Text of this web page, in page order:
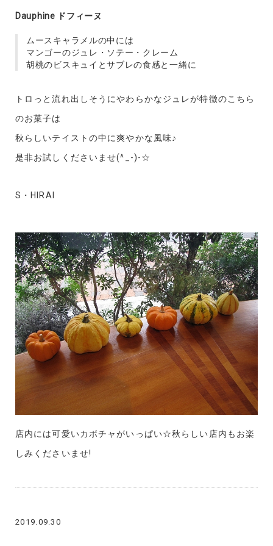
Dauphine ドフィーヌ
ムースキャラメルの中には
マンゴーのジュレ・ソテー・クレーム
胡桃のビスキュイとサブレの食感と一緒に
トロっと流れ出しそうにやわらかなジュレが特徴のこちら
のお菓子は
秋らしいテイストの中に爽やかな風味♪
是非お試しくださいませ(^_-)-☆
S・HIRAI
店内には可愛いカボチャがいっぱい☆秋らしい店内もお楽
しみくださいませ!
2019.09.30